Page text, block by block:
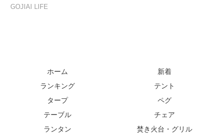
GOJIAI LIFE
ホーム
新着
ランキング
テント
タープ
ペグ
テーブル
チェア
ランタン
焚き火台・グリル